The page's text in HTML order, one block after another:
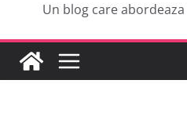
Un blog care